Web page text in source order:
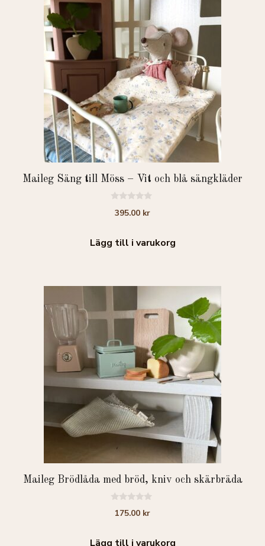
Maileg Säng till Möss – Vit och blå sängkläder
395.00 kr
Lägg till i varukorg
Maileg Brödlåda med bröd, kniv och skärbräda
175.00 kr
Lägg till i varukorg